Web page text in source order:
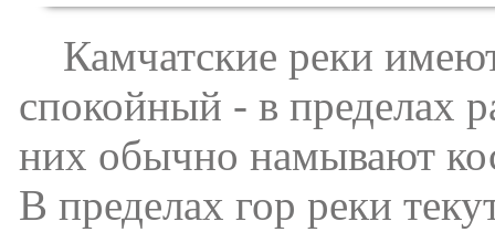
Камчатские реки
спокойный - в пределах
них обычно намывают
В пределах гор реки